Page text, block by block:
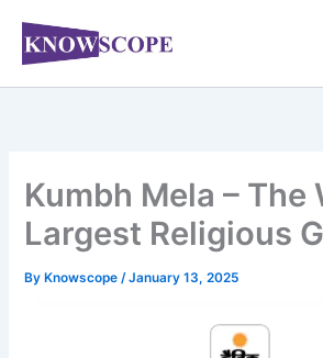
content
Kumbh Mela – The
Largest Religious
By Knowscope/January 13, 2025